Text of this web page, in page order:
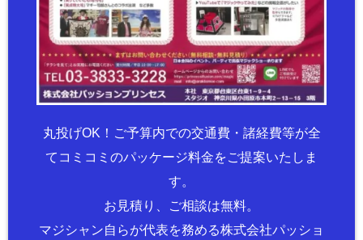
丸投げOK！ご予算内での交通費・諸経費等が全
てコミコミのパッケージ料金をご提案いたしま
す。
お見積り、ご相談は無料。
マジシャン自らが代表を務める株式会社パッショ